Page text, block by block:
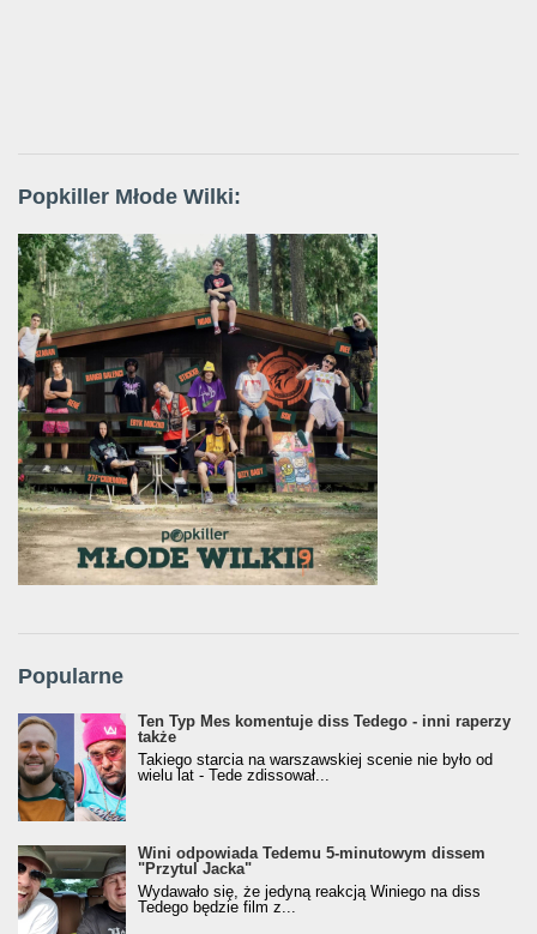
Popkiller Młode Wilki:
Popularne
Ten Typ Mes komentuje diss Tedego - inni raperzy
także
Takiego starcia na warszawskiej scenie nie było od
wielu lat - Tede zdissował...
Wini odpowiada Tedemu 5-minutowym dissem
"Przytul Jacka"
Wydawało się, że jedyną reakcją Winiego na diss
Tedego będzie film z...